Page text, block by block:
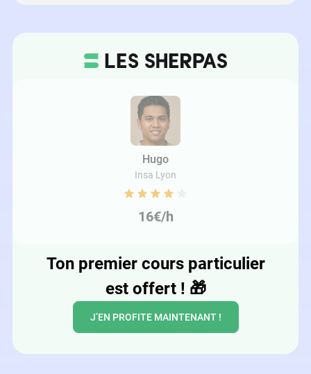
Hugo
Insa Lyon
16€/h
Ton premier cours particulier
est offert ! 🎁
J’EN PROFITE MAINTENANT !